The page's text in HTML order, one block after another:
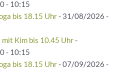
- 10:15
bis 18.15 Uhr- 31/08/2026 -
mit Kim bis 10.45 Uhr-
- 10:15
bis 18.15 Uhr- 07/09/2026 -